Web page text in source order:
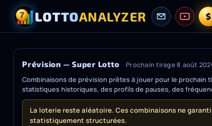
LOTTOANALYZER $
Prévision — Super Lotto Prochain tirage 8 août
Combinaisons de prévision prêtes à jouer pour le prochain
statistiques historiques, des profils de pauses, des
La loterie reste aléatoire. Ces combinaisons ne
statistiquement structurées.